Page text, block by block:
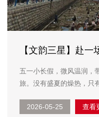
【文韵三星】赴一
五一小长假，微风温润，
旅。没有盛夏的燥热，只
国力量，让这场五一小长假
2026-05-25 查看